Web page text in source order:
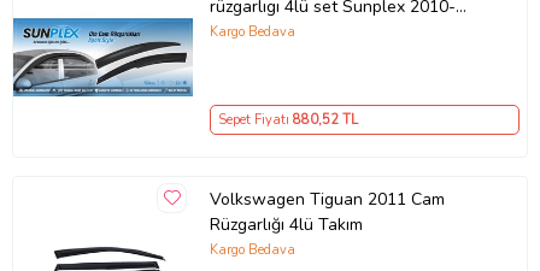
rüzgarlıgı 4lü set Sunplex 2010-
2014
Kargo Bedava
Sepet Fiyatı 880,52 TL
Volkswagen Tiguan 2011 Cam
Rüzgarlığı 4lü Takım
Kargo Bedava